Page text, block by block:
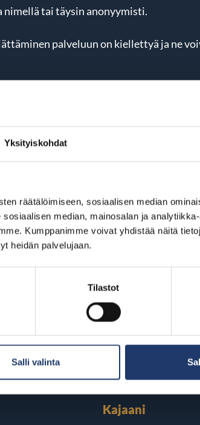
Yksityiskohdat
räätälöimiseen, sosiaalisen median
median, mainosalan ja
Kumppanimme voivat yhdistää näitä
heidän palvelujaan.
Tilastot
Salli valinta
nimellä tai täysin anonyymisti.
palveluun on kiellettyä ja ne
perustuu
Juuriharja Oy:n
ilmoittajalle-faq
12 elokuvateatteria ympäri
Kajaani